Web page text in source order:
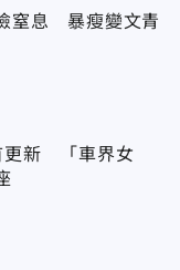
窒息 暴瘦變文青
更新 「車界女